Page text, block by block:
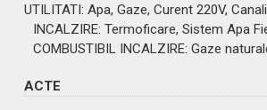
UTILITATI: Apa, Gaze, Curent 220V,
INCALZIRE: Termoficare, Sistem Apa
COMBUSTIBIL INCALZIRE: Gaze
ACTE